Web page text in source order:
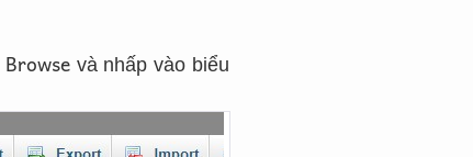
Browsevà nhấp vào biểu